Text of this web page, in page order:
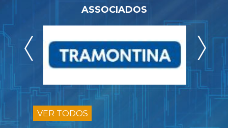
ASSOCIADOS
VER TODOS